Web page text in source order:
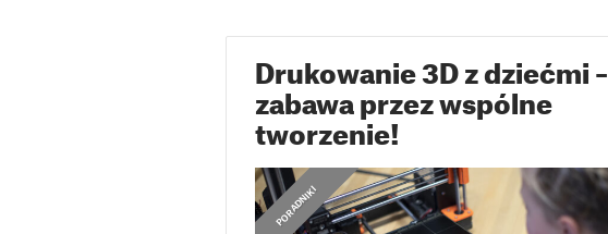
Drukowanie 3D z dziećmi –
zabawa przez wspólne
tworzenie!
PORADNIKI